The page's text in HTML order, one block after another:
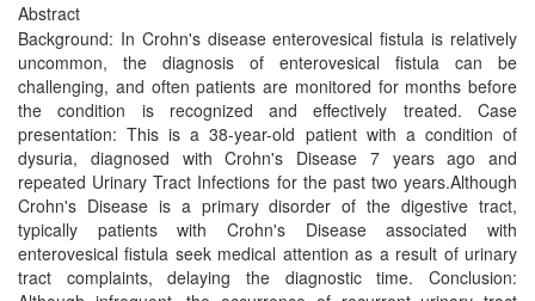
Abstract
Background: In Crohn's disease enterovesical fistula is relatively
uncommon, the diagnosis of enterovesical fistula can be
challenging, and often patients are monitored for months before
the condition is recognized and effectively treated. Case
presentation: This is a 38-year-old patient with a condition of
dysuria, diagnosed with Crohn's Disease 7 years ago and
repeated Urinary Tract Infections for the past two years.Although
Crohn's Disease is a primary disorder of the digestive tract,
typically patients with Crohn's Disease associated with
enterovesical fistula seek medical attention as a result of urinary
tract complaints, delaying the diagnostic time. Conclusion: